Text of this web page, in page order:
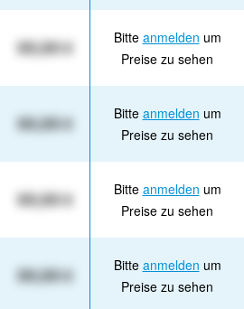
XX,XX € Bitte anmelden um
Preise zu sehen
XX,XX € Bitte anmelden um
Preise zu sehen
XX,XX € Bitte anmelden um
Preise zu sehen
XX,XX € Bitte anmelden um
Preise zu sehen